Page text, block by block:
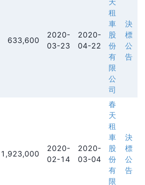
633,600
2020-
03-23
2020-
04-22
租
車
股
份
有
限
公
司
決
標
公
告
1,923,000
2020-
02-14
2020-
03-04
春
天
租
車
股
份
有
限
決
標
公
告